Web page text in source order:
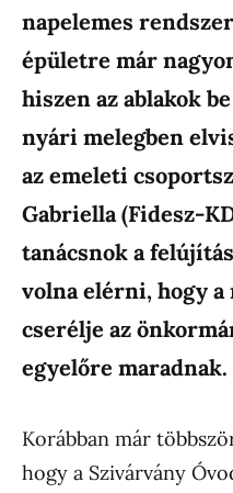
napelemes
épületre már
hiszen az ablakok
nyári melegben
az emeleti
Gabriella (Fidesz-
tanácsnok a
volna elérni, hogy
cserélje az
egyelőre maradnak.
Korábban már
hogy a Szivárvány